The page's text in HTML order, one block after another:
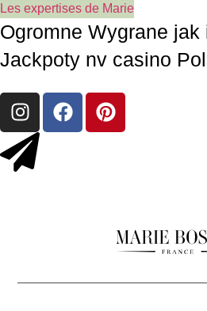
Les expertises de Marie
Ogromne Wygrane jak
Jackpoty nv casino